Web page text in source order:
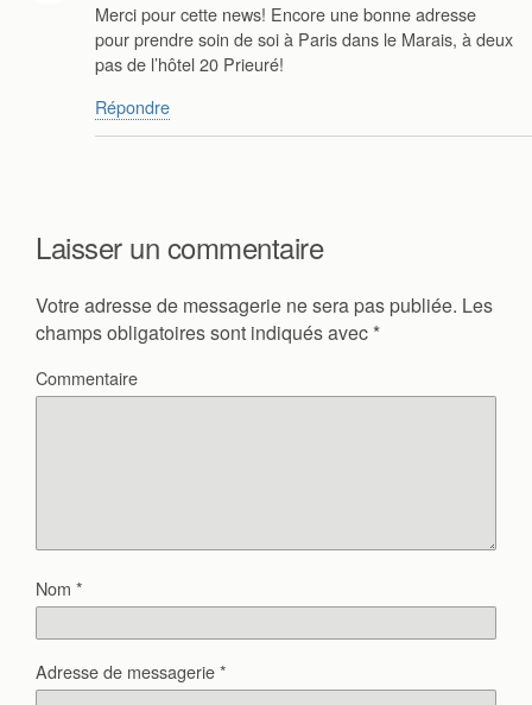
Merci pour cette news! Encore une bonne adresse
pour prendre soin de soi à Paris dans le Marais, à deux
pas de l’hôtel 20 Prieuré!
Répondre
Laisser un commentaire
Votre adresse de messagerie ne sera pas publiée. Les
champs obligatoires sont indiqués avec *
Commentaire
Nom *
Adresse de messagerie*